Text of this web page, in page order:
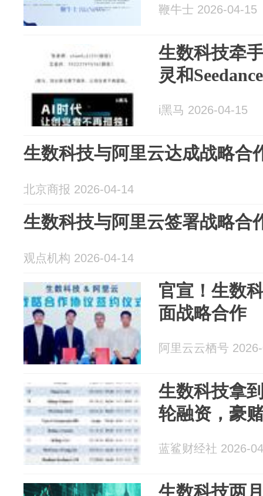
鞭牛士 2026-04-15
生数科技牵
灵和
i黑马 2026-04-15
生数科技与阿里云达成战略合
北京商报 2026-04-14
生数科技与阿里云签署战略合
观点机构 2026-04-14
官宣！生数
面战略合作
阿里云云栖号
生数科技拿
轮融资，豪
蓝鲨财经社 2026-
生数科技两